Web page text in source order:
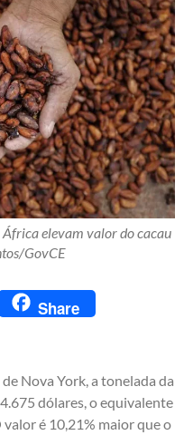
elevam valor do cacau
GovCE
Share
Nova York, a tonelada da
dólares, o equivalente
é 10,21% maior que o